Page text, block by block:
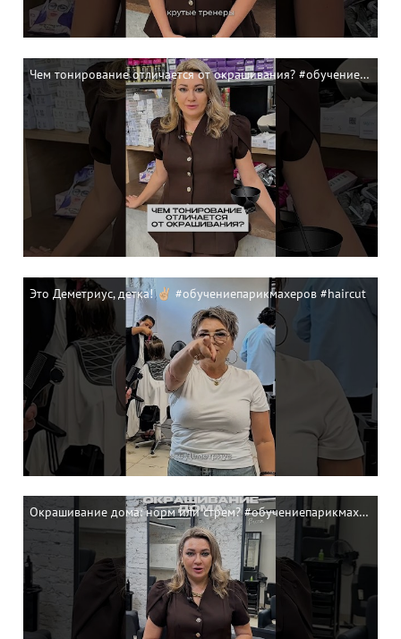
Чем тонирование отличается от окрашивания? #обучениепарикмахеров #hair
Это Деметриус, детка! ✌🏼 #обучениепарикмахеров #haircut
Окрашивание дома: норм или стрем? #обучениепарикмахеров #haircut